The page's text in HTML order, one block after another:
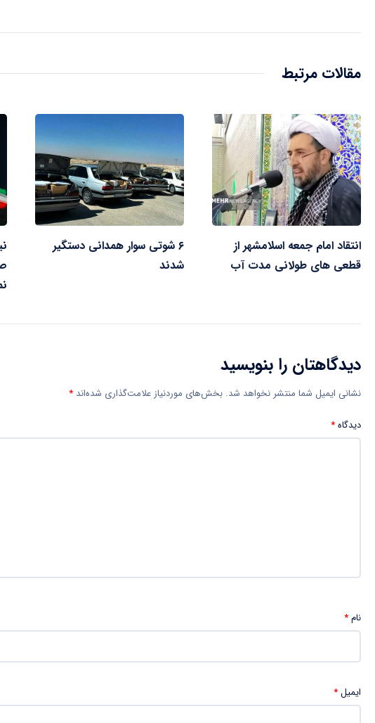
مقالات مرتبط
انتقاد امام جمعه اسلامشهر از
قطعی های طولانی مدت آب
۶ شوتی سوار همدانی دستگیر
شدند
دیدگاهتان را بنویسید
نشانی ایمیل شما منتشر نخواهد شد. بخش‌های موردنیاز علامت‌گذاری شده‌اند *
دیدگاه*
نام*
ایمیل*